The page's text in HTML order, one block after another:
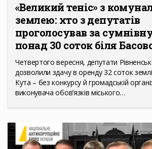
«Великий теніс» з
землею: хто з депутатів
проголосував за
понад 30 соток біля
Четвертого вересня, депутати
дозволили здачу в оренду 32 соток
Кута – без конкурсу й громадській
виконувача обов’язків міського…